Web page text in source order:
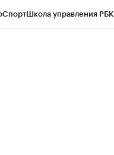
СпортШкола управления РБК